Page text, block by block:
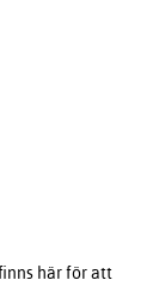
här för att